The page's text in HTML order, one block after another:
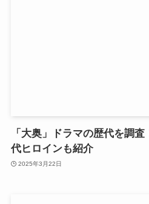
「大奥」ドラマの歴代を調
代ヒロインも紹介
2025年3月22日